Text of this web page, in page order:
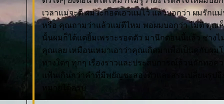
เวลาแม่จะตี ผมจะกอดเอวแม่ไว้ แล้วบอกว่า ผมรักแ
หรือ คุณถามว่าแล้วแม่ตีไหม พอผมบอกว่า ไม่ตี คุณ
นั้นผมก็ได้แต่ยิ้มเพราะรอดตัว มานึกตอนนี้แล้ว ช่างไ
คุณเลย เหมือนเหมาเอาว่าคุณเกิดมาเพื่อเป็นคู่กับผม
ทางใดๆ ทุกๆ เรื่องราวและประสบการณ์ล้วนถักทอค
ฟ้นเกินกว่าคำที่มีพยัญชะสองตัวและสระเปลี่ยนรูป